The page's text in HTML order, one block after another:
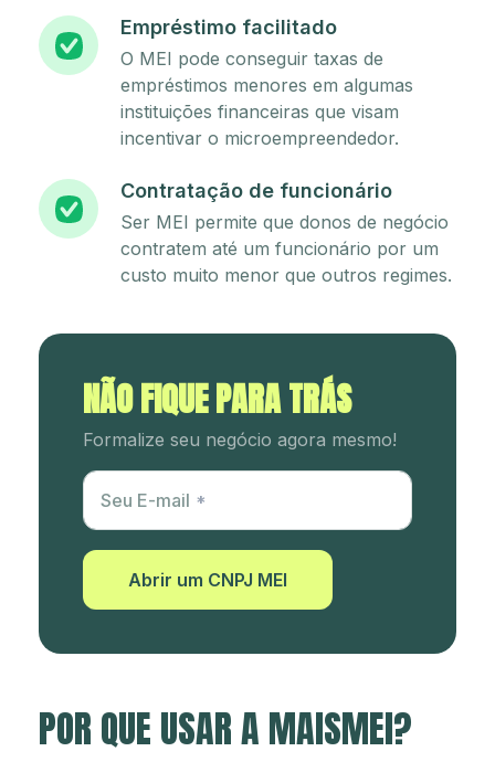
Empréstimo facilitado
O MEI pode conseguir taxas de
empréstimos menores em algumas
instituições financeiras que visam
incentivar o microempreendedor.
Contratação de funcionário
Ser MEI permite que donos de negócio
contratem até um funcionário por um
custo muito menor que outros regimes.
NÃO FIQUE PARA TRÁS
Formalize seu negócio agora mesmo!
Utm Content
Seu E-mail
Abrir um CNPJ MEI
POR QUE USAR A MAISMEI?